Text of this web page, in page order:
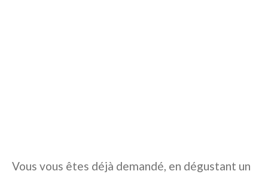
Vous vous êtes déjà demandé, en dégustant un